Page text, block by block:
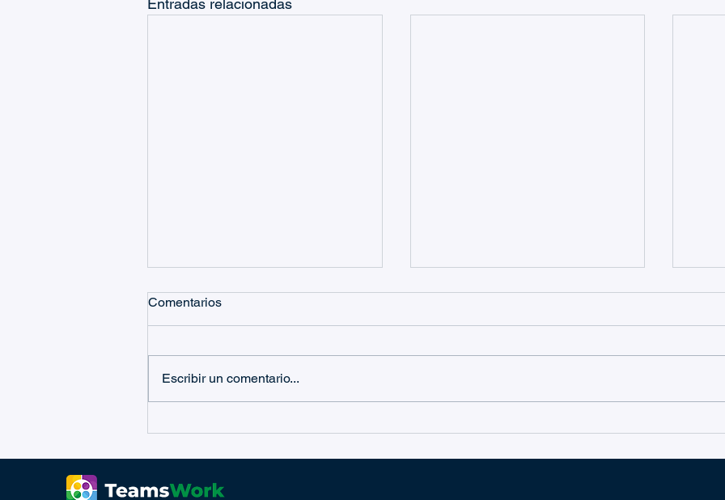
DISPONIBLE!
conformidad del RGPD
Comentarios
Escribir un comentario...